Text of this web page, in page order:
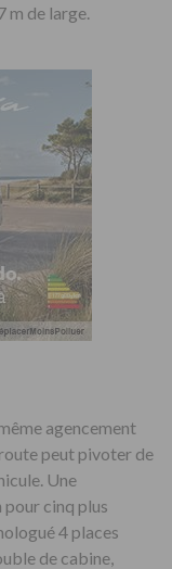
m de large.
agencement
peut pivoter de
Une
cinq plus
4 places
de cabine,